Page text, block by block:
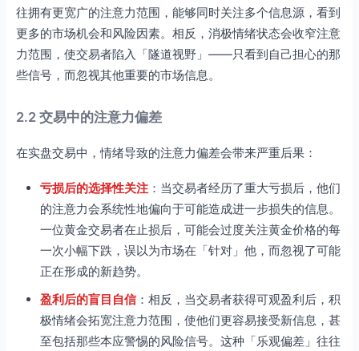
往拥有更宽广的注意力范围，能够同时关注多个信息源，看到
更多的市场机会和风险因素。相反，消极情绪状态会收窄注意
力范围，使交易者陷入「隧道视野」——只看到自己担心的那
些信号，而忽视其他重要的市场信息。
2.2 交易中的注意力偏差
在实盘交易中，情绪导致的注意力偏差会带来严重后果：
亏损后的选择性关注 ：当交易者经历了重大亏损后，他们
的注意力会系统性地偏向于可能造成进一步损失的信息。
一位黄金交易者在止损后，可能会过度关注黄金价格的每
一次小幅下跌，误以为市场在「针对」他，而忽视了可能
正在形成的新趋势。
盈利后的盲目自信：相反，当交易者获得可观盈利后，积
极情绪会拓宽注意力范围，使他们更容易接受新信息，甚
至包括那些本应警惕的风险信号。这种「乐观偏差」往往